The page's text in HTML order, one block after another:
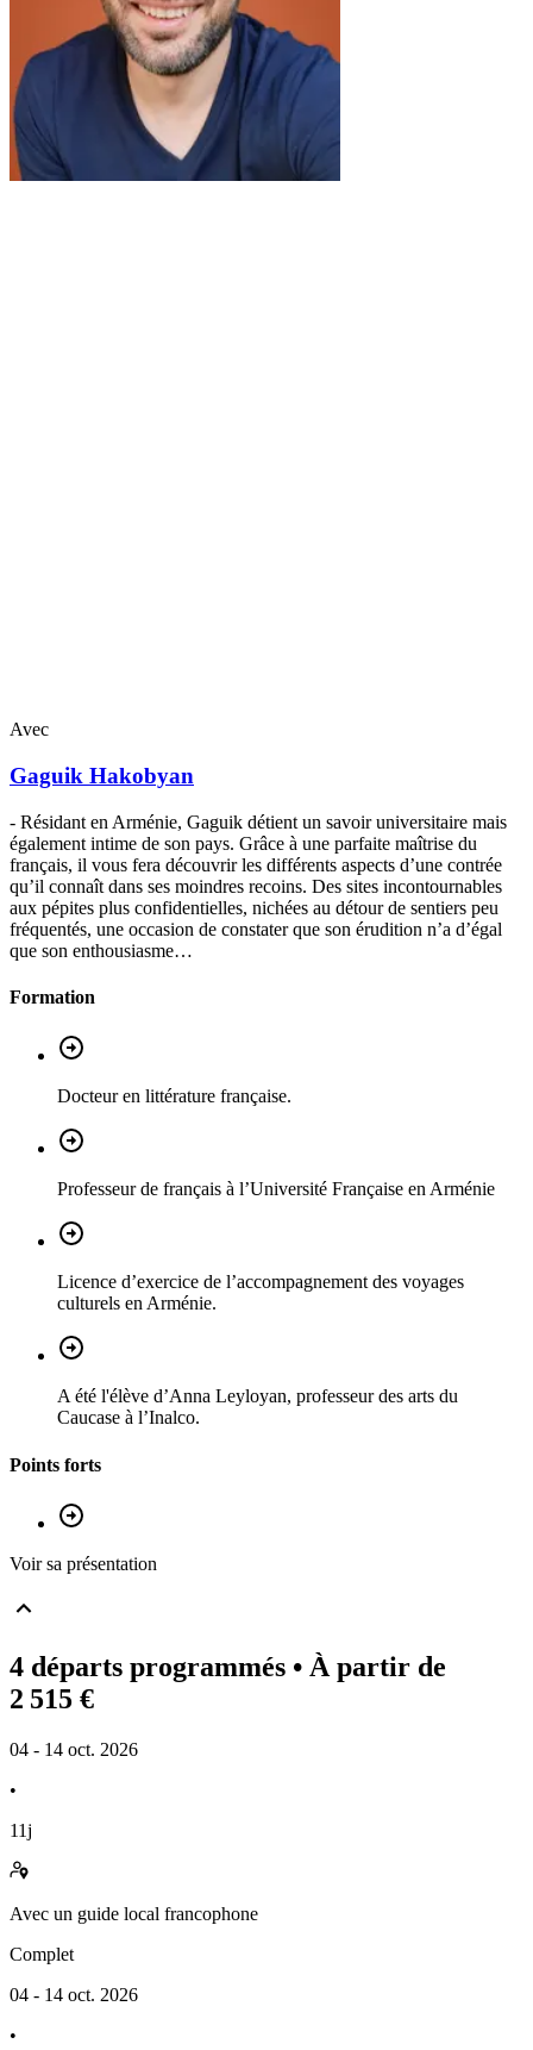
Avec
Gaguik Hakobyan
- Résidant en Arménie, Gaguik détient un savoir universitaire mais
également intime de son pays. Grâce à une parfaite maîtrise du
français, il vous fera découvrir les différents aspects d’une contrée
qu’il connaît dans ses moindres recoins. Des sites incontournables
aux pépites plus confidentielles, nichées au détour de sentiers peu
fréquentés, une occasion de constater que son érudition n’a d’égal
que son enthousiasme…
Formation
Docteur en littérature française.
Professeur de français à l’Université Française en Arménie
Licence d’exercice de l’accompagnement des voyages
culturels en Arménie.
A été l'élève d’Anna Leyloyan, professeur des arts du
Caucase à l’Inalco.
Points forts
Voir sa présentation
4 départs programmés • À partir de
2 515 €
04 - 14 oct. 2026
•
11j
Avec un guide local francophone
Complet
04 - 14 oct. 2026
•